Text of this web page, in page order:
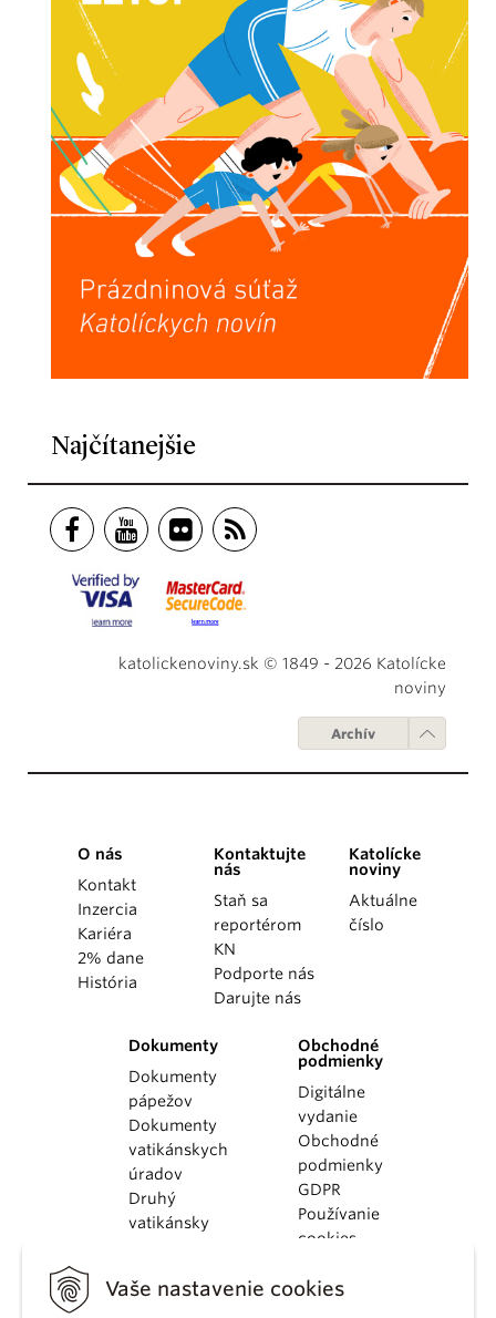
Vaše nastavenie cookies
Najčítanejšie
katolickenoviny.sk © 1849 - 2026 Katolícke
noviny
Archív
O nás
Kontakt
Inzercia
Kariéra
2% dane
História
Kontaktujte
nás
Staň sa
reportérom
KN
Podporte nás
Darujte nás
Katolícke
noviny
Aktuálne
číslo
Dokumenty
Dokumenty
pápežov
Dokumenty
vatikánskych
úradov
Druhý
vatikánsky
KBS
Obchodné
podmienky
Digitálne
vydanie
Obchodné
podmienky
GDPR
Používanie
cookies